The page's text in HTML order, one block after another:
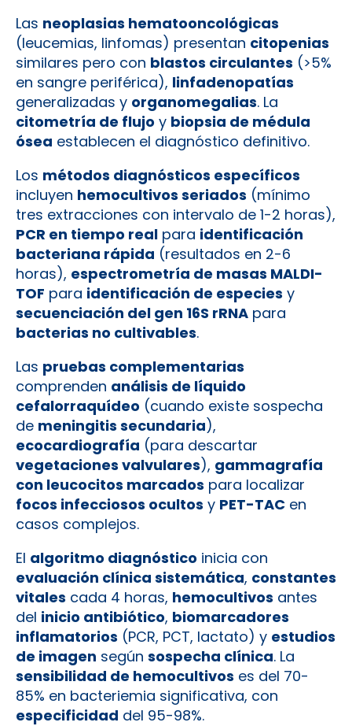
Las neoplasias hematooncológicas
(leucemias, linfomas) presentan citopenias
similares pero con blastos circulantes (>5%
en sangre periférica), linfadenopatías
generalizadas y organomegalias. La
citometría de flujo y biopsia de médula
ósea establecen el diagnóstico definitivo.
Los métodos diagnósticos específicos
incluyen hemocultivos seriados (mínimo
tres extracciones con intervalo de 1-2 horas),
PCR en tiempo real para identificación
bacteriana rápida (resultados en 2-6
horas), espectrometría de masas MALDI-
TOF para identificación de especies y
secuenciación del gen 16S rRNA para
bacterias no cultivables.
Las pruebas complementarias
comprenden análisis de líquido
cefalorraquídeo (cuando existe sospecha
de meningitis secundaria),
ecocardiografía (para descartar
vegetaciones valvulares), gammagrafía
con leucocitos marcados para localizar
focos infecciosos ocultos y PET-TAC en
casos complejos.
El algoritmo diagnóstico inicia con
evaluación clínica sistemática, constantes
vitales cada 4 horas, hemocultivos antes
del inicio antibiótico, biomarcadores
inflamatorios (PCR, PCT, lactato) y estudios
de imagen según sospecha clínica. La
sensibilidad de hemocultivos es del 70-
85% en bacteriemia significativa, con
especificidad del 95-98%.